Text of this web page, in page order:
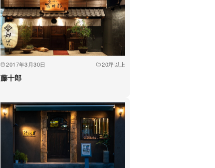
2017年3月30日 20坪以上
藤十郎